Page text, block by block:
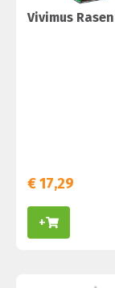
Vivimus
€17,29
+